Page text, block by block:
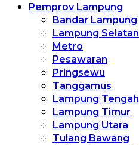
Pemprov Lampung
Bandar Lampung
Lampung Selatan
Metro
Pesawaran
Pringsewu
Tanggamus
Lampung Tengah
Lampung Timur
Lampung Utara
Tulang Bawang